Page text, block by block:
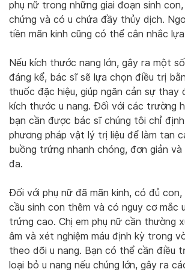
phụ nữ trong những giai đoạn sinh
chứng và có u chứa đầy thủy dịch.
tiền mãn kinh cũng có thể cân nhắc
Nếu kích thước nang lớn, gây ra một
đáng kể, bác sĩ sẽ lựa chọn điều trị
thuốc đặc hiệu, giúp ngăn cản sự thay
kích thước u nang. Đối với các trường
bạn cần được bác sĩ chúng tôi chỉ
phương pháp vật lý trị liệu để làm tan
buồng trứng nhanh chóng, đơn giản
đa.
Đối với phụ nữ đã mãn kinh, có đủ con,
cầu sinh con thêm và có nguy cơ mắc
trứng cao. Chị em phụ nữ cần thường
âm và xét nghiệm máu định kỳ trong
theo dõi u nang. Bạn có thể cần điều
loại bỏ u nang nếu chúng lớn, gây ra